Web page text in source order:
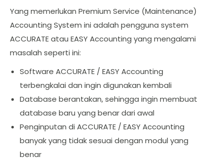
Yang memerlukan Premium Service (Maintenance)
Accounting System ini adalah pengguna system
ACCURATE atau EASY Accounting yang mengalami
masalah seperti ini:
Software ACCURATE / EASY Accounting
terbengkalai dan ingin digunakan kembali
Database berantakan, sehingga ingin membuat
database baru yang benar dari awal
Penginputan di ACCURATE / EASY Accounting
banyak yang tidak sesuai dengan modul yang
benar